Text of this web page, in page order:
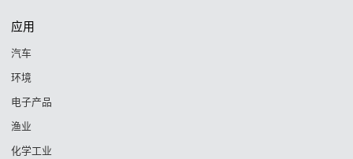
应用
汽车
环境
电子产品
渔业
化学工业